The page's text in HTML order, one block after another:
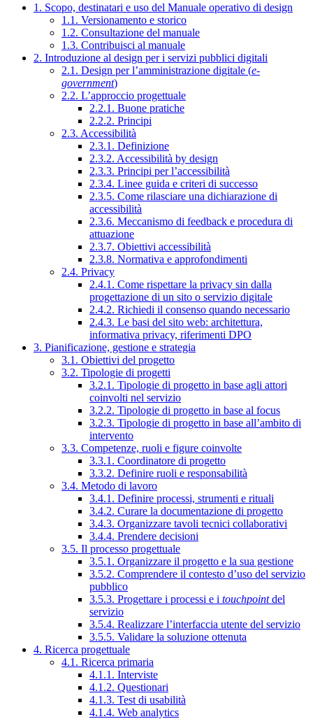
1. Scopo, destinatari e uso del Manuale operativo di design
1.1. Versionamento e storico
1.2. Consultazione del manuale
1.3. Contribuisci al manuale
2. Introduzione al design per i servizi pubblici digitali
2.1. Design per l’amministrazione digitale (e-
government)
2.2. L’approccio progettuale
2.2.1. Buone pratiche
2.2.2. Principi
2.3. Accessibilità
2.3.1. Definizione
2.3.2. Accessibilità by design
2.3.3. Principi per l’accessibilità
2.3.4. Linee guida e criteri di successo
2.3.5. Come rilasciare una dichiarazione di
accessibilità
2.3.6. Meccanismo di feedback e procedura di
attuazione
2.3.7. Obiettivi accessibilità
2.3.8. Normativa e approfondimenti
2.4. Privacy
2.4.1. Come rispettare la privacy sin dalla
progettazione di un sito o servizio digitale
2.4.2. Richiedi il consenso quando necessario
2.4.3. Le basi del sito web: architettura,
informativa privacy, riferimenti DPO
3. Pianificazione, gestione e strategia
3.1. Obiettivi del progetto
3.2. Tipologie di progetti
3.2.1. Tipologie di progetto in base agli attori
coinvolti nel servizio
3.2.2. Tipologie di progetto in base al focus
3.2.3. Tipologie di progetto in base all’ambito di
intervento
3.3. Competenze, ruoli e figure coinvolte
3.3.1. Coordinatore di progetto
3.3.2. Definire ruoli e responsabilità
3.4. Metodo di lavoro
3.4.1. Definire processi, strumenti e rituali
3.4.2. Curare la documentazione di progetto
3.4.3. Organizzare tavoli tecnici collaborativi
3.4.4. Prendere decisioni
3.5. Il processo progettuale
3.5.1. Organizzare il progetto e la sua gestione
3.5.2. Comprendere il contesto d’uso del servizio
pubblico
3.5.3. Progettare i processi e i touchpointdel
servizio
3.5.4. Realizzare l’interfaccia utente del servizio
3.5.5. Validare la soluzione ottenuta
4. Ricerca progettuale
4.1. Ricerca primaria
4.1.1. Interviste
4.1.2. Questionari
4.1.3. Test di usabilità
4.1.4. Web analytics